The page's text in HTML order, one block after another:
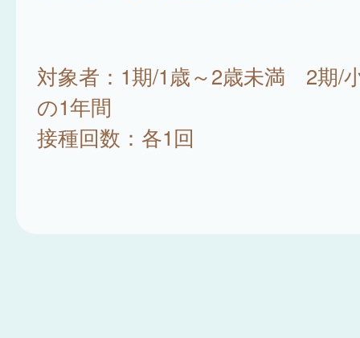
対象者：1期/1歳～2歳未満 2期/
の1年間
接種回数：各1回